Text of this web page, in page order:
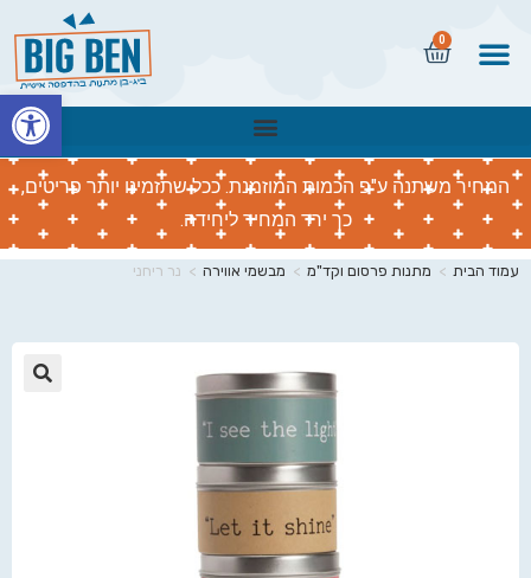
0
המחיר משתנה ע"פ הכמות המוזמנת. ככל שתזמינו יותר פריטים,
כך ירד המחיר ליחידה.
עמוד הבית > מתנות פרסום וקד"מ > מבשמי אווירה > נר ריחני